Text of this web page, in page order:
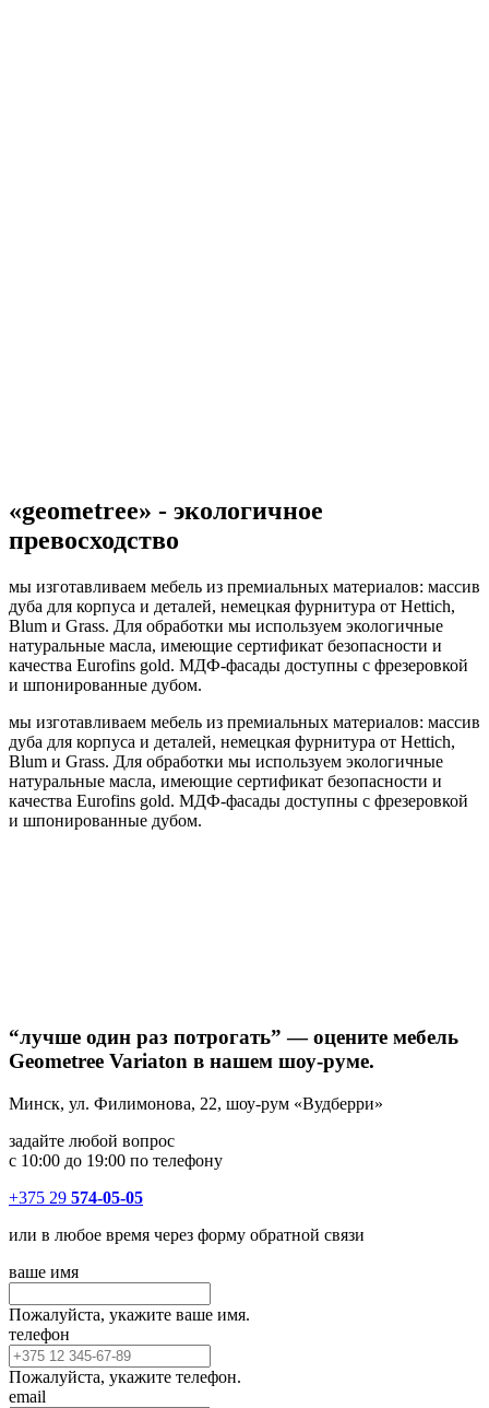
«geometree» - экологичное
превосходство
мы изготавливаем мебель из премиальных материалов: массив
дуба для корпуса и деталей, немецкая фурнитура от Hettich,
Blum и Grass. Для обработки мы используем экологичные
натуральные масла, имеющие сертификат безопасности и
качества Eurofins gold. МДФ-фасады доступны с фрезеровкой
и шпонированные дубом.
мы изготавливаем мебель из премиальных материалов: массив
дуба для корпуса и деталей, немецкая фурнитура от Hettich,
Blum и Grass. Для обработки мы используем экологичные
натуральные масла, имеющие сертификат безопасности и
качества Eurofins gold. МДФ-фасады доступны с фрезеровкой
и шпонированные дубом.
“лучше один раз потрогать” — оцените мебель
Geometree Variaton в нашем шоу-руме.
Минск, ул. Филимонова, 22, шоу-рум «Вудберри»
задайте любой вопрос
с 10:00 до 19:00 по телефону
+375 29 574-05-05
или в любое время через форму обратной связи
ваше имя
Пожалуйста, укажите ваше имя.
телефон
Пожалуйста, укажите телефон.
email